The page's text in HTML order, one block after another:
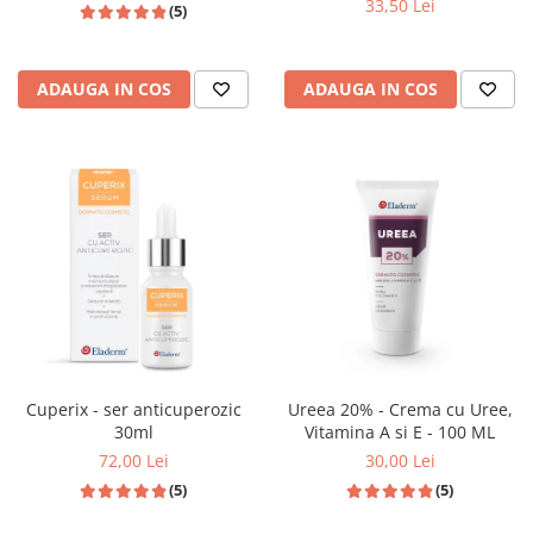
(5)
ADAUGA IN COS
33,50 Lei
ADAUGA IN COS
Cuperix - ser anticuperozic
30ml
72,00 Lei
(5)
Ureea 20% - Crema cu Uree,
Vitamina A si E - 100 ML
30,00 Lei
(5)